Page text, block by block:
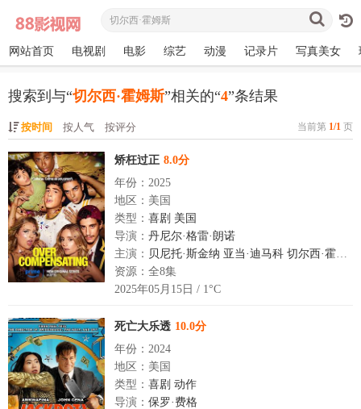
网站首页 电视剧 电影 综艺 动漫 记录片 写真美女
搜索到与“切尔西·霍姆斯”相关的“4”条结果
按时间 按人气 按评分 当前第 1/1 页
矫枉过正 8.0分
年份：2025
地区：美国
类型： 喜剧 美国
导演： 丹尼尔·格雷·朗诺
主演： 贝尼托·斯金纳 亚当·迪马科 切尔西·霍姆斯
资源：全8集
2025年05月15日 / 1°C
死亡大乐透 10.0分
年份：2024
地区：美国
类型： 喜剧 动作
导演： 保罗·费格